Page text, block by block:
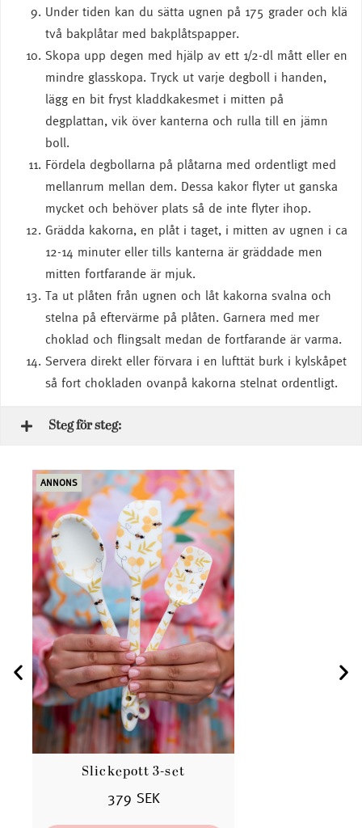
Under tiden kan du sätta ugnen på 175 grader och klä
två bakplåtar med bakplåtspapper.
Skopa upp degen med hjälp av ett 1/2-dl mått eller en
mindre glasskopa. Tryck ut varje degboll i handen,
lägg en bit fryst kladdkakesmet i mitten på
degplattan, vik över kanterna och rulla till en jämn
boll.
Fördela degbollarna på plåtarna med ordentligt med
mellanrum mellan dem. Dessa kakor flyter ut ganska
mycket och behöver plats så de inte flyter ihop.
Grädda kakorna, en plåt i taget, i mitten av ugnen i ca
12-14 minuter eller tills kanterna är gräddade men
mitten fortfarande är mjuk.
Ta ut plåten från ugnen och låt kakorna svalna och
stelna på eftervärme på plåten. Garnera med mer
choklad och flingsalt medan de fortfarande är varma.
Servera direkt eller förvara i en lufttät burk i kylskåpet
så fort chokladen ovanpå kakorna stelnat ordentligt.
Steg för steg:
ANNONS
Slickepott 3-set
379 SEK